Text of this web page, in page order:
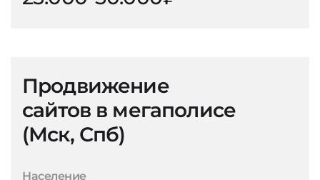
Продвижение
сайтов в мегаполисе
(Мск, Спб)
Население